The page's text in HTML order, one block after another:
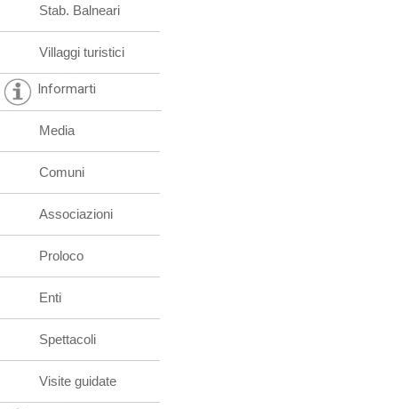
Stab. Balneari
Villaggi turistici
Informarti
Media
Comuni
Associazioni
Proloco
Enti
Spettacoli
Visite guidate